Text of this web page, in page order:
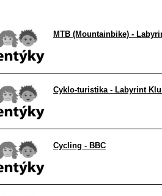
MTB (Mountainbike) -
Cyklo-turistika - Labyrint
Cycling - BBC